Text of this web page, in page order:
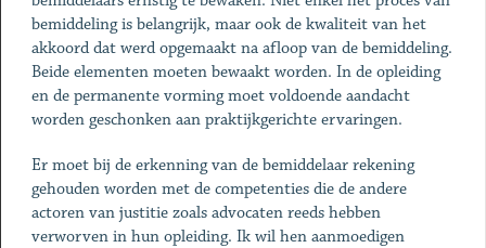
bemiddeling is belangrijk, maar ook de kwaliteit van het
akkoord dat werd opgemaakt na afloop van de bemiddeling.
Beide elementen moeten bewaakt worden. In de opleiding
en de permanente vorming moet voldoende aandacht
worden geschonken aan praktijkgerichte ervaringen.
Er moet bij de erkenning van de bemiddelaar rekening
gehouden worden met de competenties die de andere
actoren van justitie zoals advocaten reeds hebben
verworven in hun opleiding. Ik wil hen aanmoedigen